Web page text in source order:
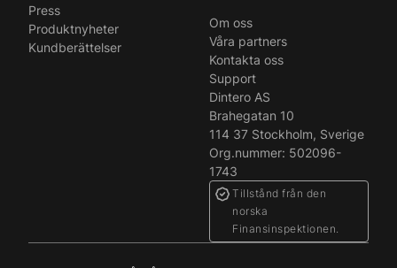
Press
Produktnyheter
Kundberättelser
Om oss
Våra partners
Kontakta oss
Support
Dintero AS
Brahegatan 10
114 37 Stockholm, Sverige
Org.nummer: 502096-
1743
Tillstånd från den
norska
Finansinspektionen.